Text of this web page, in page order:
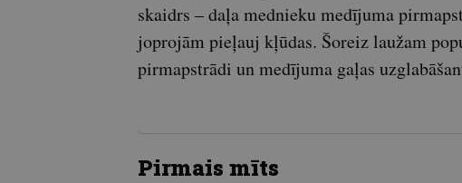
skaidrs – daļa mednieku medījuma
joprojām pieļauj kļūdas. Šoreiz laužam
pirmapstrādi un medījuma gaļas
Pirmais mīts